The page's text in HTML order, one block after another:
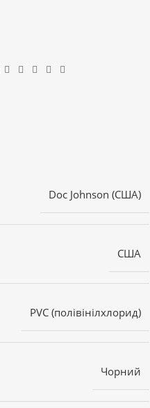
Doc Johnson (США)
США
PVC (полівінілхлорид)
Чорний